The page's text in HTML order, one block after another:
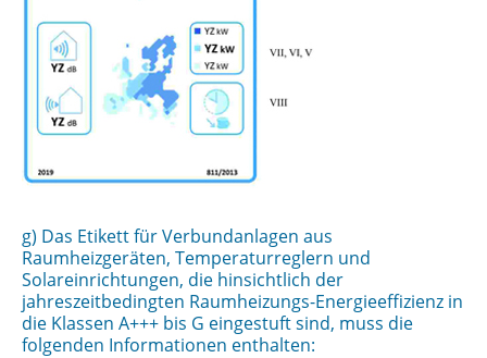
g) Das Etikett für Verbundanlagen aus
Raumheizgeräten, Temperaturreglern und
Solareinrichtungen, die hinsichtlich der
jahreszeitbedingten Raumheizungs-Energieeffizienz in
die Klassen A+++ bis G eingestuft sind, muss die
folgenden Informationen enthalten: